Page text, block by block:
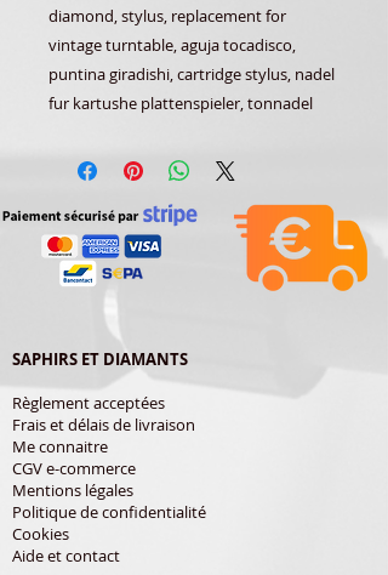
diamond, stylus, replacement for
vintage turntable, aguja tocadisco,
puntina giradishi, cartridge stylus, nadel
fur kartushe plattenspieler, tonnadel
SAPHIRS ET DIAMANTS
Règlement acceptées
Frais et délais de livraison
Me connaitre
CGV e-commerce
Mentions légales
Politique de confidentialité
Cookies
Aide et contact